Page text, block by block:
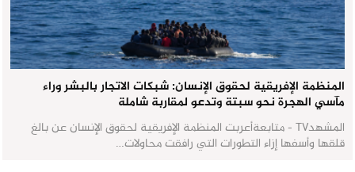
المنظمة الإفريقية لحقوق الإنسان: شبكات الاتجار بالبشر وراء
مآسي الهجرة نحو سبتة وتدعو لمقاربة شاملة
المشهدTV - متابعةأعربت المنظمة الإفريقية لحقوق الإنسان عن بالغ
قلقها وأسفها إزاء التطورات التي رافقت محاولات…